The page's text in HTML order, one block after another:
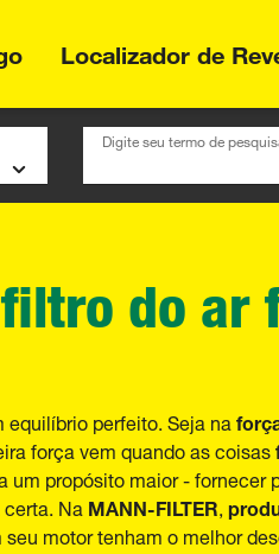
Localizador de
Digite seu termo de
do ar
equilíbrio perfeito. Seja na
força vem quando as coisas
um propósito maior -
NaMANN-FILTER,
seu motor tenham o melhor